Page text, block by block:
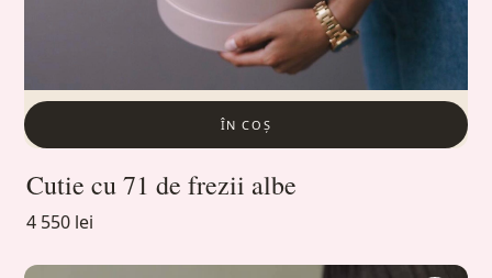
ÎN COȘ
Cutie cu 71 de frezii albe
4 550 lei